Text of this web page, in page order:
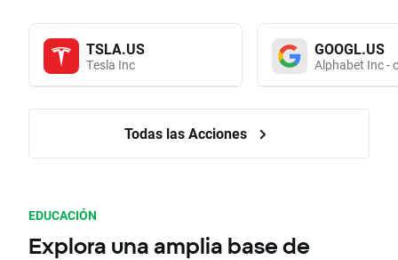
TSLA.US
Tesla Inc
GOOGL.US
Alphabet Inc -
Todas las Acciones
EDUCACIÓN
Explora una amplia base de